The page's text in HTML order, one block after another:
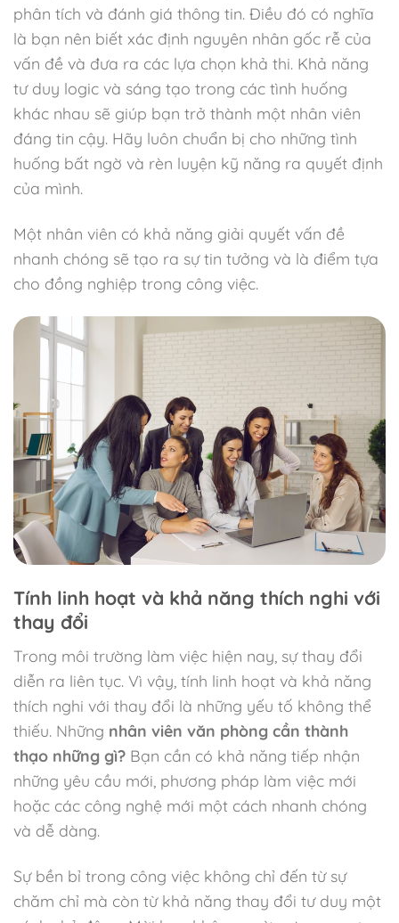
phân tích và đánh giá thông tin. Điều đó có nghĩa
là bạn nên biết xác định nguyên nhân gốc rễ của
vấn đề và đưa ra các lựa chọn khả thi. Khả năng
tư duy logic và sáng tạo trong các tình huống
khác nhau sẽ giúp bạn trở thành một nhân viên
đáng tin cậy. Hãy luôn chuẩn bị cho những tình
huống bất ngờ và rèn luyện kỹ năng ra quyết định
của mình.
Một nhân viên có khả năng giải quyết vấn đề
nhanh chóng sẽ tạo ra sự tin tưởng và là điểm tựa
cho đồng nghiệp trong công việc.
Tính linh hoạt và khả năng thích nghi với
thay đổi
Trong môi trường làm việc hiện nay, sự thay đổi
diễn ra liên tục. Vì vậy, tính linh hoạt và khả năng
thích nghi với thay đổi là những yếu tố không thể
thiếu. Những nhân viên văn phòng cần thành
thạo những gì? Bạn cần có khả năng tiếp nhận
những yêu cầu mới, phương pháp làm việc mới
hoặc các công nghệ mới một cách nhanh chóng
và dễ dàng.
Sự bền bỉ trong công việc không chỉ đến từ sự
chăm chỉ mà còn từ khả năng thay đổi tư duy một